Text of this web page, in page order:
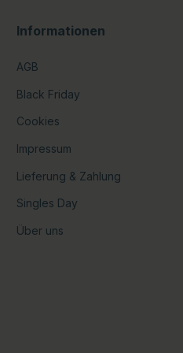
Informationen
AGB
Black Friday
Cookies
Impressum
Lieferung & Zahlung
Singles Day
Über uns